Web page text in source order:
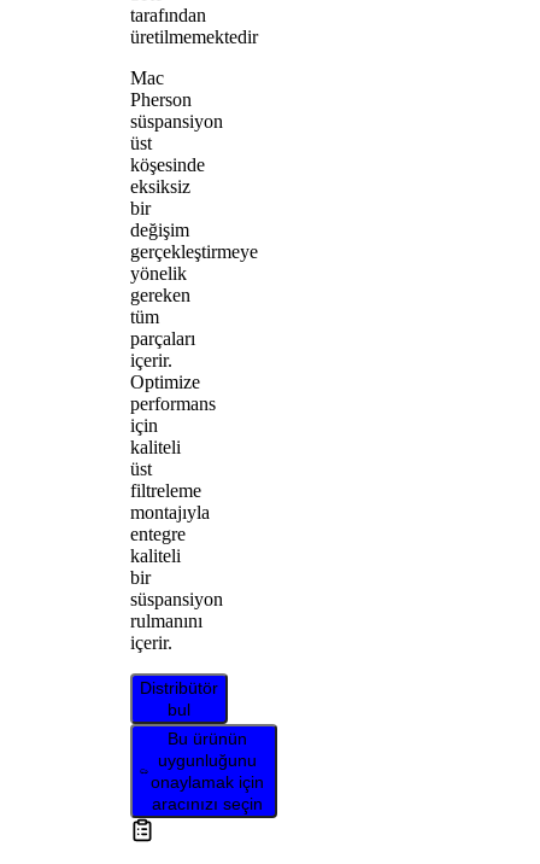
tarafından
üretilmemektedir
Mac
Pherson
süspansiyon
üst
köşesinde
eksiksiz
bir
değişim
gerçekleştirmeye
yönelik
gereken
tüm
parçaları
içerir.
Optimize
performans
için
kaliteli
üst
filtreleme
montajıyla
entegre
kaliteli
bir
süspansiyon
rulmanını
içerir.
Distribütör
bul
Bu ürünün
uygunluğunu
onaylamak için
aracınızı seçin